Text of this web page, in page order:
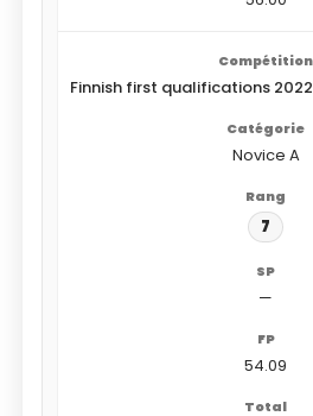
Finnish first qualifications 2022
Novice A
7
—
54.09